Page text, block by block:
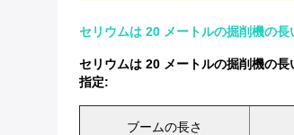
セリウムは 20 メートルの掘削機の
セリウムは 20 メートルの掘削機の
指定:
ブームの長さ